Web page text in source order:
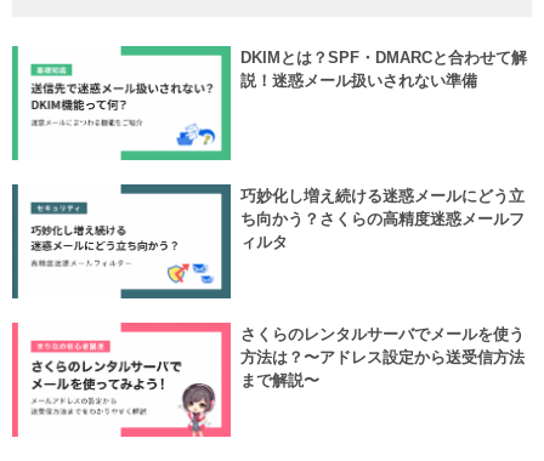
DKIMとは？SPF・DMARCと合わせて解
説！迷惑メール扱いされない準備
巧妙化し増え続ける迷惑メールにどう立
ち向かう？さくらの高精度迷惑メールフ
ィルタ
さくらのレンタルサーバでメールを使う
方法は？〜アドレス設定から送受信方法
まで解説〜